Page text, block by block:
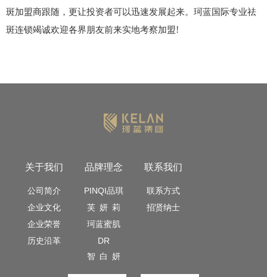
斑加盟商跟随，更让投资者可以迅速发展起来。 珂蓝国际专业祛
斑连锁竭诚欢迎各界朋友前来实地考察加盟!
关于我们
公司简介
企业文化
企业荣誉
历史沿革
品牌理念
PINQI品琪
芙 妍 莉
珂蓝蜜肌
DR
智 白 妍
联系我们
联系方式
招贤纳士